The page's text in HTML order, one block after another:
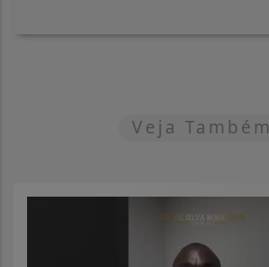
Veja Também